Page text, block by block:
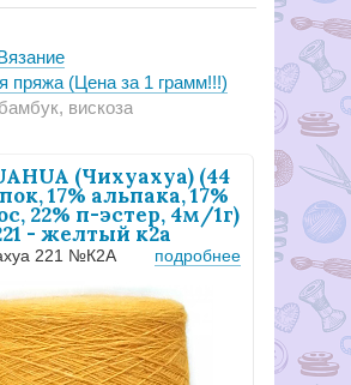
пряжа (Цена за 1 грамм!!!)
вискоза
(Чихуахуа) (44
17% альпака, 17%
22% п-эстер, 4м/1г)
- желтый к2а
221 №К2А подробнее